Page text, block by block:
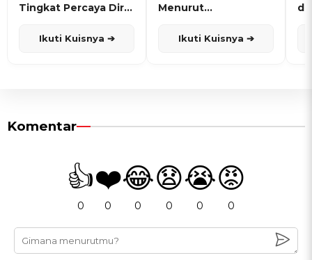
Tingkat Percaya Diri
Ikuti Kuisnya ➔
Menurut
Ikuti Kuisnya ➔
Komentar
👍
0
❤️
0
😂
0
😧
0
😭
0
😡
0